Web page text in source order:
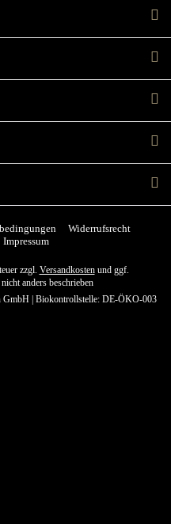
Widerrufsrecht
Impressum
zzgl. Versandkostenund ggf.
anders beschrieben
GmbH | Biokontrollstelle: DE-ÖKO-003